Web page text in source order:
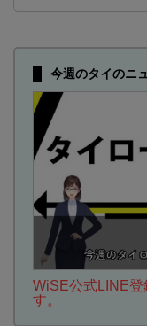
今週のタイのニ
WiSE公式LINE登
す。